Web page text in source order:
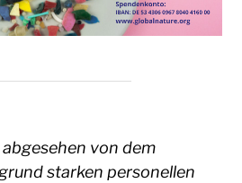
abgesehen von dem
starken personellen